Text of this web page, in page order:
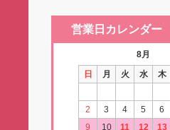
営業日カレンダー
8月
日
月 火 水 木
2
3 4 5 6
9
10 11 12 13